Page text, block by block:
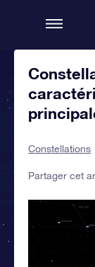
Constellations
Partager cet